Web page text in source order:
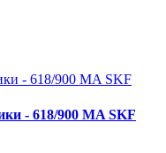
- 618/900 MA SKF